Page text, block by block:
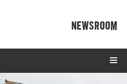
NEWSROOM